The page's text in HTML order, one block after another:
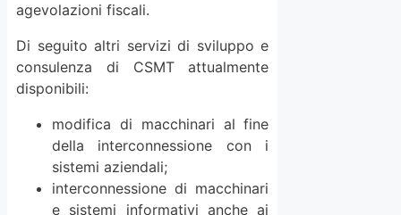
agevolazioni fiscali.
Di seguito altri servizi di sviluppo e
consulenza di CSMT attualmente
disponibili:
modifica di macchinari al fine
della interconnessione con i
sistemi aziendali;
interconnessione di macchinari
e sistemi informativi anche ai